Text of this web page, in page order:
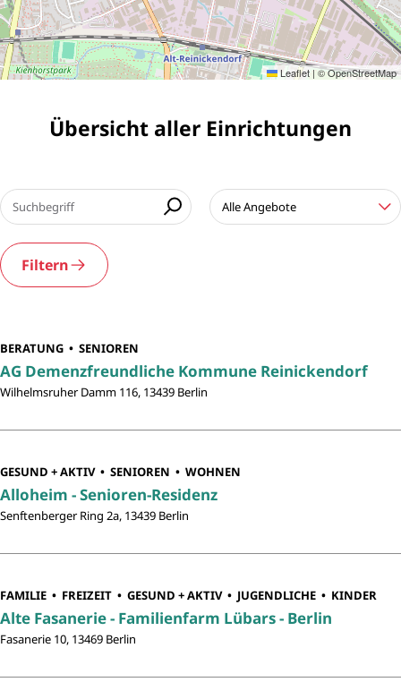
Leaflet |©OpenStreetMap
Übersicht aller Einrichtungen
Filtern
BERATUNG SENIOREN
AG Demenzfreundliche Kommune Reinickendorf
Wilhelmsruher Damm 116, 13439 Berlin
GESUND + AKTIV SENIOREN WOHNEN
Alloheim - Senioren-Residenz
Senftenberger Ring 2a, 13439 Berlin
FAMILIE FREIZEIT GESUND + AKTIV JUGENDLICHE KINDER
Alte Fasanerie - Familienfarm Lübars - Berlin
Fasanerie 10, 13469 Berlin